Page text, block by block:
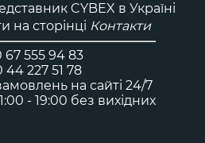
CYBEX в Україні
на сторінці Контакти
67 555 94 83
44 227 51 78
на сайті 24/7
- 19:00 без вихідних